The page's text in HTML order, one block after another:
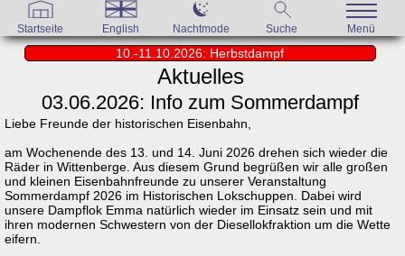
Startseite English Nachtmode Suche Menü
10.-11.10.2026: Herbstdampf
Aktuelles
03.06.2026: Info zum Sommerdampf
Liebe Freunde der historischen Eisenbahn,
am Wochenende des 13. und 14. Juni 2026 drehen sich wieder die
Räder in Wittenberge. Aus diesem Grund begrüßen wir alle großen
und kleinen Eisenbahnfreunde zu unserer Veranstaltung
Sommerdampf 2026 im Historischen Lokschuppen. Dabei wird
unsere Dampflok Emma natürlich wieder im Einsatz sein und mit
ihren modernen Schwestern von der Diesellokfraktion um die Wette
eifern.